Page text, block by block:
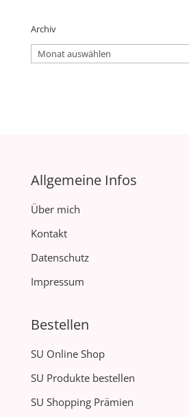
Archiv
Archiv
Allgemeine Infos
Über mich
Kontakt
Datenschutz
Impressum
Bestellen
SU Online Shop
SU Produkte bestellen
SU Shopping Prämien